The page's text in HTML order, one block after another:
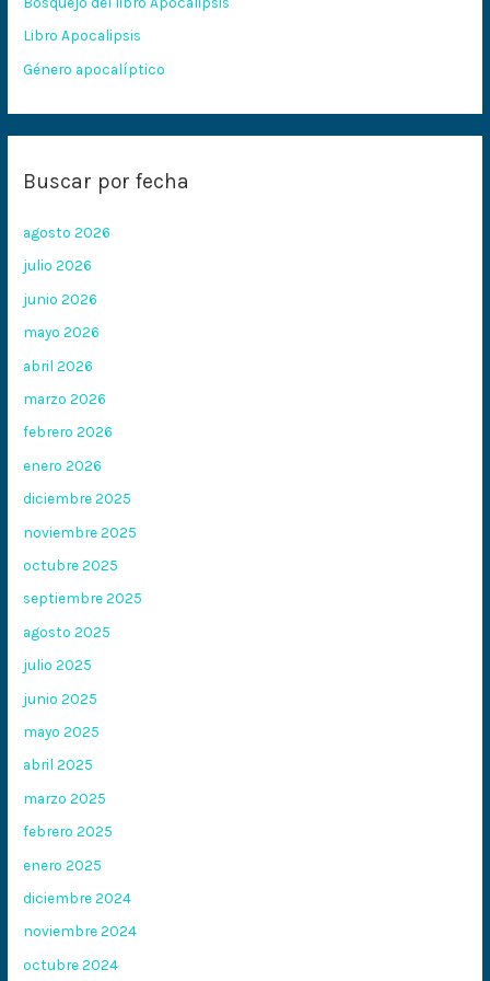
r
:Libro Apocalipsis
Género apocalíptico
Buscar por fecha
agosto 2026
julio 2026
junio 2026
mayo 2026
abril 2026
marzo 2026
febrero 2026
enero 2026
diciembre 2025
noviembre 2025
octubre 2025
septiembre 2025
agosto 2025
julio 2025
junio 2025
mayo 2025
abril 2025
marzo 2025
febrero 2025
enero 2025
diciembre 2024
noviembre 2024
octubre 2024